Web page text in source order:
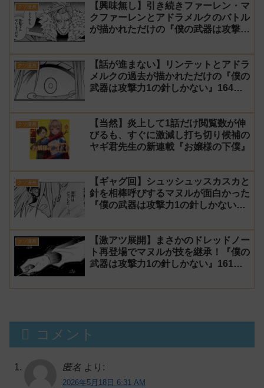
クソ漫画
【興味無し】引き続きファーレン・マ
クファーレンとアドラメルクのバトル
が描かれただけの『僕の武器は攻撃力
郎】
クソ漫画
【話が進まない】リンテットとアドラ
メルクの過去が描かれただけの『僕の
武器は攻撃力1の針しかない』164話
クソ漫画
【当然】炎上して1話だけ閲覧数が伸
びるも、すぐに激減し打ち切り候補の
ヤギ君先生の新連載『お嬢様の下僕』
クソ漫画
【ギャグ回】シュッシュッスカスカと
針を相棒呼びするマヌルが面白かった
『僕の武器は攻撃力1の針しかない』
クソ漫画
【激アツ展開】まさかのドレッドノー
ト再登場でマヌルが技を継承！『僕の
武器は攻撃力1の針しかない』161話
コメント
匿名 より:
2026年5月18日 6:31 AM